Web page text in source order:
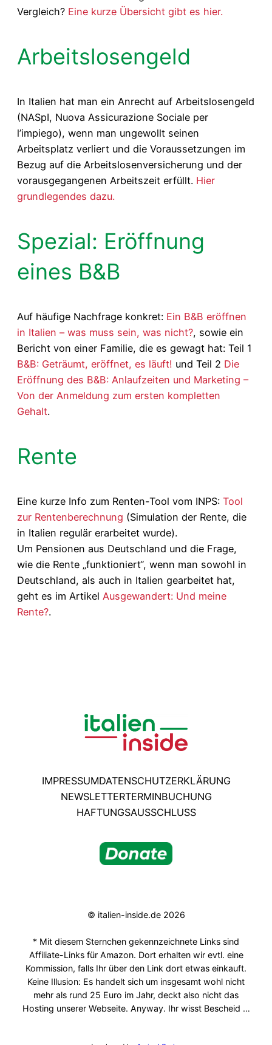
Vergleich? Eine kurze Übersicht gibt es hier.
Arbeitslosengeld
In Italien hat man ein Anrecht auf Arbeitslosengeld
(NASpI, Nuova Assicurazione Sociale per
l’impiego), wenn man ungewollt seinen
Arbeitsplatz verliert und die Voraussetzungen im
Bezug auf die Arbeitslosenversicherung und der
vorausgegangenen Arbeitszeit erfüllt. Hier
grundlegendes dazu.
Spezial: Eröffnung
eines B&B
Auf häufige Nachfrage konkret: Ein B&B eröffnen
in Italien – was muss sein, was nicht?, sowie ein
Bericht von einer Familie, die es gewagt hat: Teil 1
B&B: Geträumt, eröffnet, es läuft! und Teil 2 Die
Eröffnung des B&B: Anlaufzeiten und Marketing –
Von der Anmeldung zum ersten kompletten
Gehalt.
Rente
Eine kurze Info zum Renten-Tool vom INPS: Tool
zur Rentenberechnung (Simulation der Rente, die
in Italien regulär erarbeitet wurde).
Um Pensionen aus Deutschland und die Frage,
wie die Rente „funktioniert“, wenn man sowohl in
Deutschland, als auch in Italien gearbeitet hat,
geht es im Artikel Ausgewandert: Und meine
Rente?.
IMPRESSUMDATENSCHUTZERKLÄRUNG
NEWSLETTERTERMINBUCHUNG
HAFTUNGSAUSSCHLUSS
© italien-inside.de 2026
* Mit diesem Sternchen gekennzeichnete Links sind
Affiliate-Links für Amazon. Dort erhalten wir evtl. eine
Kommission, falls Ihr über den Link dort etwas einkauft.
Keine Illusion: Es handelt sich um insgesamt wohl nicht
mehr als rund 25 Euro im Jahr, deckt also nicht das
Hosting unserer Webseite. Anyway. Ihr wisst Bescheid …